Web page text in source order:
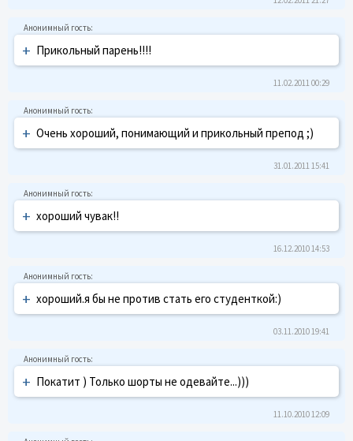
+ Прикольный парень!!!!
11.02.2011 00:29
+ Очень хороший, понимающий и прикольный препод ;)
31.01.2011 15:41
+ хороший чувак!!
16.12.2010 14:53
+ хороший.я бы не против стать его студенткой:)
03.11.2010 19:41
+ Покатит ) Только шорты не одевайте...)))
11.10.2010 12:09